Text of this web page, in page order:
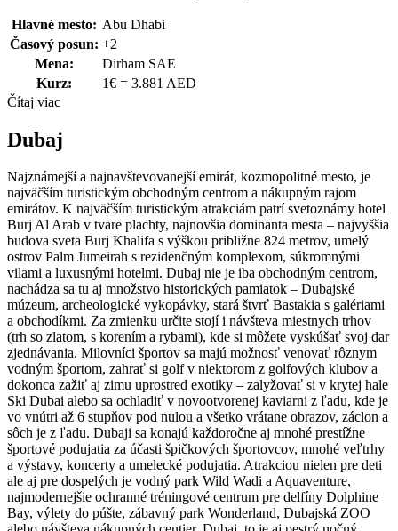
Hlavné mesto: Abu Dhabi
Časový posun: +2
Mena:
Dirham SAE
Kurz:
1€ = 3.881 AED
Čítaj viac
Dubaj
Najznámejší a najnavštevovanejší emirát, kozmopolitné mesto, je
najväčším turistickým obchodným centrom a nákupným rajom
emirátov. K najväčším turistickým atrakciám patrí svetoznámy hotel
Burj Al Arab v tvare plachty, najnovšia dominanta mesta – najvyššia
budova sveta Burj Khalifa s výškou približne 824 metrov, umelý
ostrov Palm Jumeirah s rezidenčným komplexom, súkromnými
vilami a luxusnými hotelmi. Dubaj nie je iba obchodným centrom,
nachádza sa tu aj množstvo historických pamiatok – Dubajské
múzeum, archeologické vykopávky, stará štvrť Bastakia s galériami
a obchodíkmi. Za zmienku určite stojí i návšteva miestnych trhov
(trh so zlatom, s korením a rybami), kde si môžete vyskúšať svoj dar
zjednávania. Milovníci športov sa majú možnosť venovať rôznym
vodným športom, zahrať si golf v niektorom z golfových klubov a
dokonca zažiť aj zimu uprostred exotiky – zalyžovať si v krytej hale
Ski Dubai alebo sa ochladiť v novootvorenej kaviarni z ľadu, kde je
vo vnútri až 6 stupňov pod nulou a všetko vrátane obrazov, záclon a
sôch je z ľadu. Dubaji sa konajú každoročne aj mnohé prestížne
športové podujatia za účasti špičkových športovcov, mnohé veľtrhy
a výstavy, koncerty a umelecké podujatia. Atrakciou nielen pre deti
ale aj pre dospelých je vodný park Wild Wadi a Aquaventure,
najmodernejšie ochranné tréningové centrum pre delfíny Dolphine
Bay, výlety do púšte, zábavný park Wonderland, Dubajská ZOO